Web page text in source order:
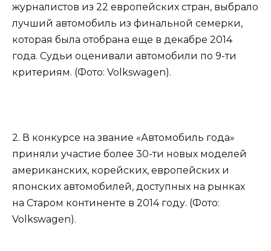
журналистов из 22 европейских стран, выбрало
лучший автомобиль из финальной семерки,
которая была отобрана еще в декабре 2014
года. Судьи оценивали автомобили по 9-ти
критериям. (Фото: Volkswagen).
2. В конкурсе на звание «Автомобиль года»
приняли участие более 30-ти новых моделей
американских, корейских, европейских и
японских автомобилей, доступных на рынках
на Старом континенте в 2014 году. (Фото:
Volkswagen).